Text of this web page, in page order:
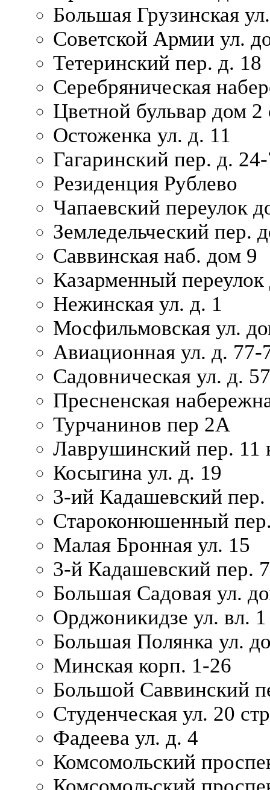
Большая Грузинская
Советской Армии ул.
Тетеринский пер. д. 18
Серебряническая
Цветной бульвар дом 2
Остоженка ул. д. 11
Гагаринский пер. д.
Резиденция Рублево
Чапаевский переулок
Земледельческий пер.
Саввинская наб. дом 9
Казарменный переулок
Нежинская ул. д. 1
Мосфильмовская ул.
Авиационная ул. д. 77-
Садовническая ул. д.
Пресненская
Турчанинов пер 2А
Лаврушинский пер. 11
Косыгина ул. д. 19
3-ий Кадашевский пер.
Староконюшенный
Малая Бронная ул. 15
3-й Кадашевский пер.
Большая Садовая ул.
Орджоникидзе ул. вл. 1
Большая Полянка ул.
Минская корп. 1-26
Большой Саввинский
Студенческая ул. 20
Фадеева ул. д. 4
Комсомольский